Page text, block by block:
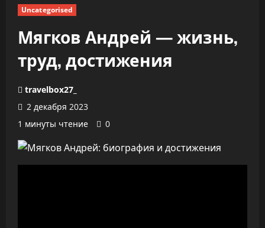
Uncategorised
Мягков Андрей — жизнь,
труд, достижения
travelbox27_
2 декабря 2023
1 минуты чтение
0